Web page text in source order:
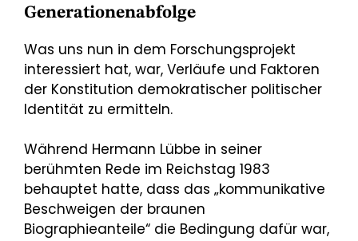
Generationenabfolge
Was uns nun in dem Forschungsprojekt
interessiert hat, war, Verläufe und Faktoren
der Konstitution demokratischer politischer
Identität zu ermitteln.
Während Hermann Lübbe in seiner
berühmten Rede im Reichstag 1983
behauptet hatte, dass das „kommunikative
Beschweigen der braunen
Biographieanteile“ die Bedingung dafür war,